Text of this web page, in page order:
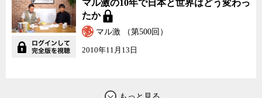
界はどう変わったか
マル激の10年で日本と世界はどう変わっ
たか
マル激 （第500回）
2010年11月13日